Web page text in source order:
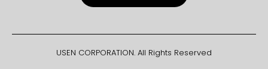
USEN CORPORATION. All Rights Reserved